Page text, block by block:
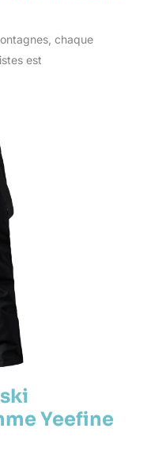
chaque
est
Yeefine